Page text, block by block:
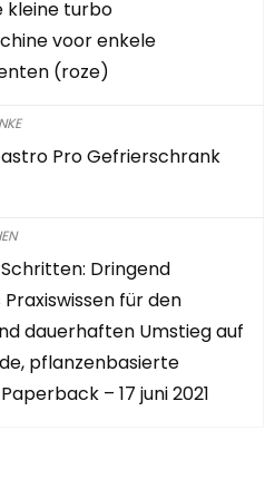
kleine turbo
voor enkele
(roze)
Pro Gefrierschrank
Dringend
für den
dauerhaften Umstieg auf
pflanzenbasierte
– 17 juni 2021